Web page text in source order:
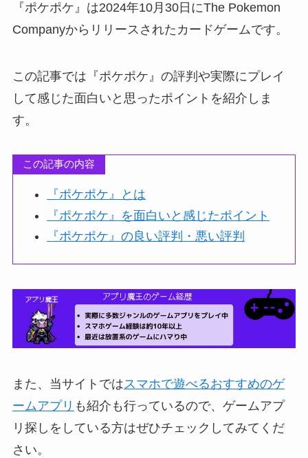
『ポケポケ』は2024年10月30日にThe Pokemon
Companyからリリースされたカードゲームです。
この記事では『ポケポケ』の評判や実際にプレイ
して感じた面白いと思ったポイントを紹介しま
す。
この記事の内容
『ポケポケ』とは
『ポケポケ』を面白いと感じたポイント
『ポケポケ』の良い評判・悪い評判
また、当サイトでは スマホで遊べるおすすめのゲ
ームアプリ も紹介も行っているので、ゲームアプ
リ探しをしている方はぜひチェックしてみてくだ
さい。